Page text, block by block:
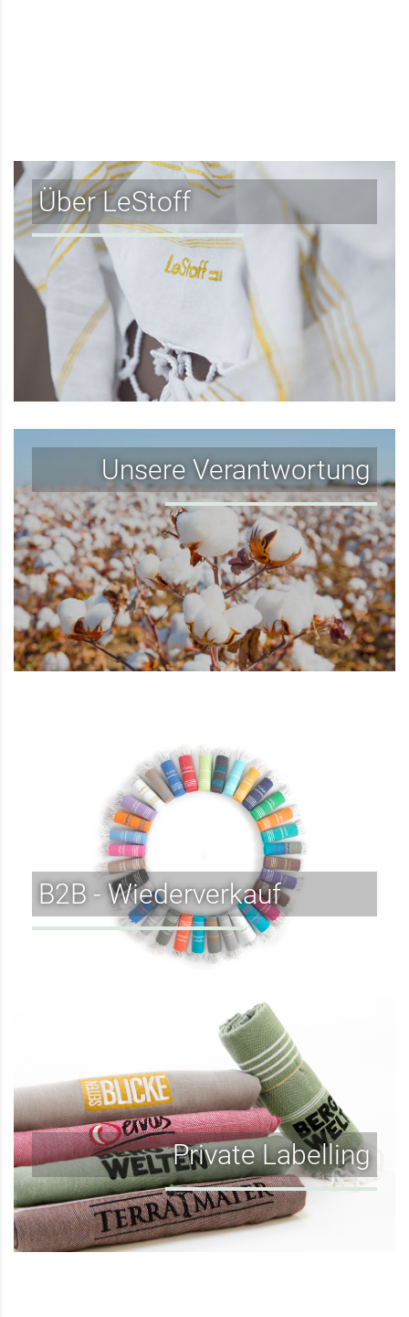
Über LeStoff
Unsere Verantwortung
B2B - Wiederverkauf
Private Labelling